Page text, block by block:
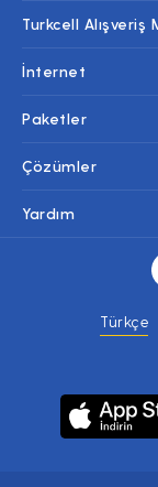
Turkcell Alışveriş
İnternet
Paketler
Çözümler
Yardım
Türkçe